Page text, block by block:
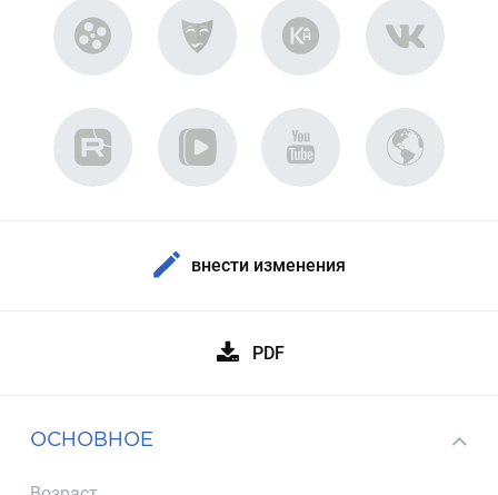
внести изменения
PDF
ОСНОВНОЕ